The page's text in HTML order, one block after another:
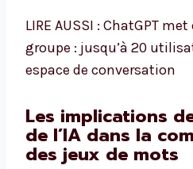
LIRE AUSSI : ChatGPT
groupe : jusqu’à 20
espace de conversation
Les implications
de l’IA dans la
des jeux de mots